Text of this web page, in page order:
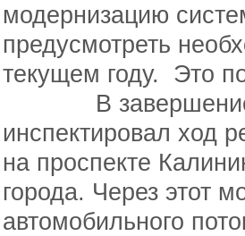
модернизацию
предусмотреть
текущем году. Это
В завершение
инспектировал ход
на проспекте
города. Через этот
автомобильного